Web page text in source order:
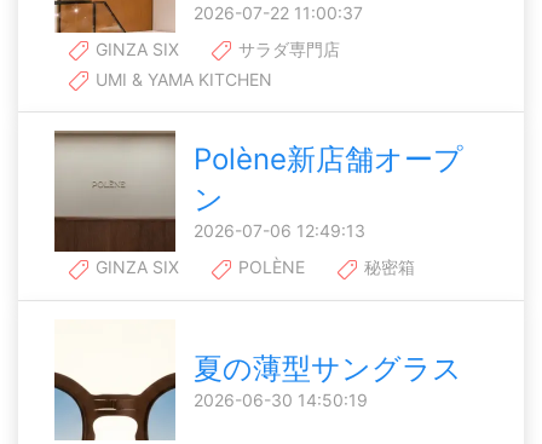
2026-07-22 11:00:37
GINZA SIX
サラダ専門店
UMI & YAMA KITCHEN
Polène新店舗オープ
ン
2026-07-06 12:49:13
GINZA SIX
POLÈNE 秘密箱
夏の薄型サングラス
2026-06-30 14:50:19